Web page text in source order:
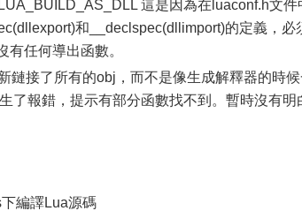
這是因為在luaconf.h文件
和__declspec(dllimport)的定義，必
任何導出函數。
鏈接了所有的obj，而不是像生成解釋器的時
了報錯，提示有部分函數找不到。暫時沒有明
編譯Lua源碼